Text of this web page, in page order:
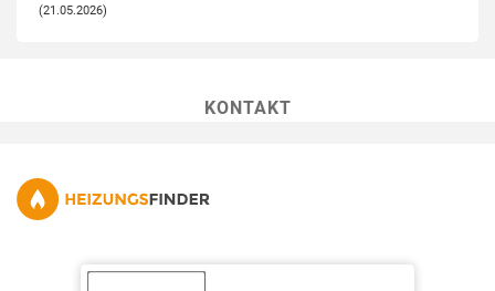
(21.05.2026)
KONTAKT